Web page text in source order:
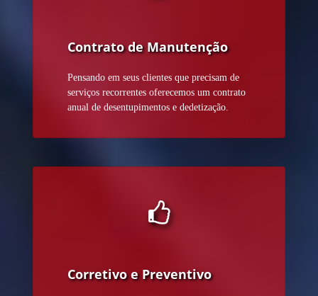
Contrato de Manutenção
Pensando em seus clientes que precisam de
serviços recorrentes oferecemos um contrato
anual de desentupimentos e dedetização.
Corretivo e Preventivo